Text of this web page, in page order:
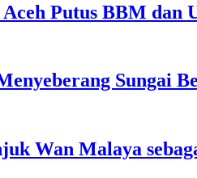
Putus BBM dan
Sungai
Wan Malaya